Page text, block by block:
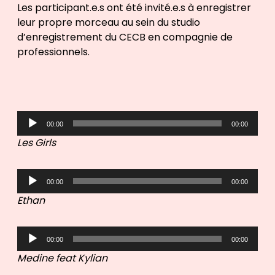
Les participant.e.s ont été invité.e.s à enregistrer
leur propre morceau au sein du studio
d’enregistrement du CECB en compagnie de
professionnels.
e
c
u
r
d
i
00:00 00:00
Les Girls
e
c
u
r
00:00 00:00
Ethan
e
c
00:00 00:00
Medine feat Kylian